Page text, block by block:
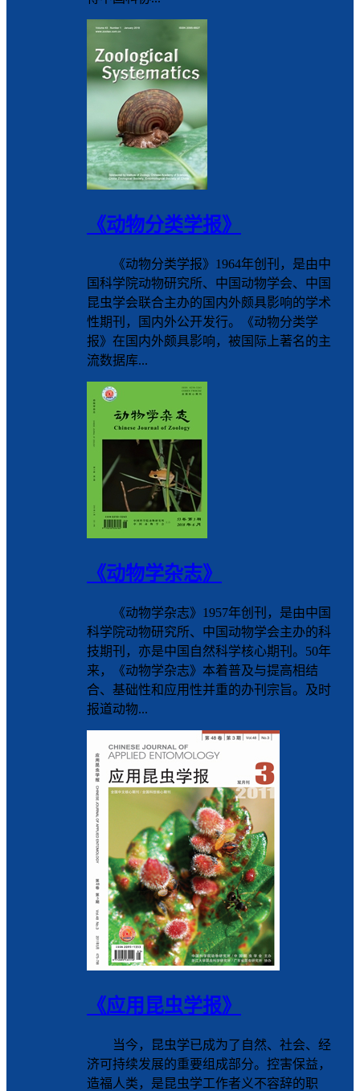
《动物分类学报》
《动物分类学报》1964年创刊，是由中
国科学院动物研究所、中国动物学会、中国
昆虫学会联合主办的国内外颇具影响的学术
性期刊，国内外公开发行。《动物分类学
报》在国内外颇具影响，被国际上著名的主
流数据库...
《动物学杂志》
《动物学杂志》1957年创刊，是由中国
科学院动物研究所、中国动物学会主办的科
技期刊，亦是中国自然科学核心期刊。50年
来，《动物学杂志》本着普及与提高相结
合、基础性和应用性并重的办刊宗旨。及时
报道动物...
《应用昆虫学报》
当今，昆虫学已成为了自然、社会、经
济可持续发展的重要组成部分。控害保益，
造福人类，是昆虫学工作者义不容辞的职